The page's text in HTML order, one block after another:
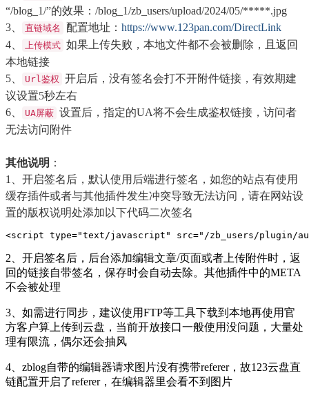
“/blog_1/”的效果：/blog_1/zb_users/upload/2024/05/*****.jpg
3、
直链域名 配置地址： https://www.123pan.com/DirectLink
4、
上传模式 如果上传失败，本地文件都不会被删除，且返回
本地链接
5、
Url鉴权 开启后，没有签名会打不开附件链接，有效期建
议设置5秒左右
6、
UA屏蔽 设置后，指定的UA将不会生成鉴权链接，访问者
无法访问附件
其他说明 ：
1、开启签名后，默认使用后端进行签名，如您的站点有使用
缓存插件或者与其他插件发生冲突导致无法访问，请在网站设
置的版权说明处添加以下代码二次签名
<script type="text/javascript" src="/zb_users/plugin/
2、开启签名后，后台添加编辑文章/页面或者上传附件时，返
回的链接自带签名，保存时会自动去除。其他插件中的META
不会被处理
3、如需进行同步，建议使用FTP等工具下载到本地再使用官
方客户算上传到云盘，当前开放接口一般使用没问题，大量处
理有限流，偶尔还会抽风
4、zblog自带的编辑器请求图片没有携带referer，故123云盘直
链配置开启了referer，在编辑器里会看不到图片